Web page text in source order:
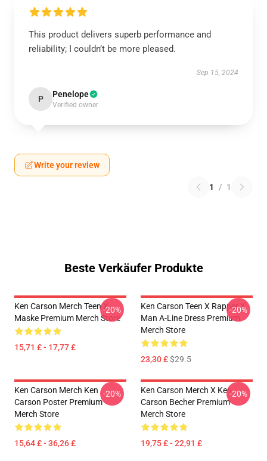
This product delivers superb performance and
reliability; I couldn’t be more pleased.
Sep 15, 2024
P Penelope
Verified owner
Write your review
1 / 1
Beste Verkäufer Produkte
Ken Carson Merch Teen X
Maske Premium Merch Store
15,71 £ - 17,77 £
-20%
Ken Carson Teen X Rapper X
Man A-Line Dress Premium
Merch Store
23,30 £$29.5
-20%
Ken Carson Merch Ken
Carson Poster Premium
Merch Store
15,64 £ - 36,26 £
-20%
Ken Carson Merch X Ken
Carson Becher Premium
Merch Store
19,75 £ - 22,91 £
-20%